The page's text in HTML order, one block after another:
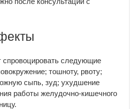
спровоцировать следующие
тошноту, рвоту;
сыпь, зуд; ухудшение
работы желудочно-кишечного